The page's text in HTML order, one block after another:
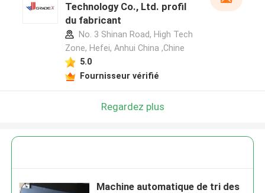
Technology Co., Ltd. profil
du fabricant
No. 3 Shinan Road, High Tech
Zone, Hefei, Anhui China ,Chine
5.0
Fournisseur vérifié
Regardez plus
Machine automatique de tri des